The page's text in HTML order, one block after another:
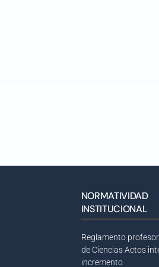
NORMATIVIDAD
INSTITUCIONAL
Reglamento
de Ciencias Actos
incremento